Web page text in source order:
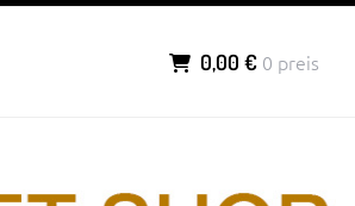
0,00 € 0 preis